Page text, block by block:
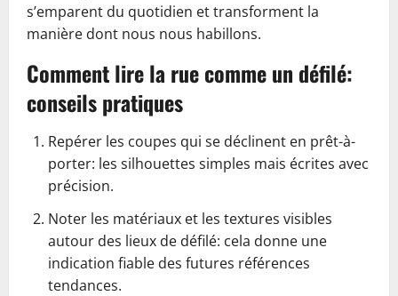
s’emparent du quotidien et transforment la
manière dont nous nous habillons.
Comment lire la rue comme un défilé:
conseils pratiques
Repérer les coupes qui se déclinent en prêt-à-
porter: les silhouettes simples mais écrites avec
précision.
Noter les matériaux et les textures visibles
autour des lieux de défilé: cela donne une
indication fiable des futures références
tendances.